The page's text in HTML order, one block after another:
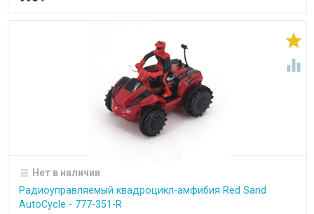


Нет в наличии
Радиоуправляемый квадроцикл-амфибия Red Sand
AutoCycle - 777-351-R